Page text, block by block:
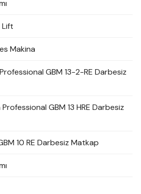
Lift
Makina
GBM 13-2-RE Darbesiz
GBM 13 HRE Darbesiz
10 RE Darbesiz Matkap